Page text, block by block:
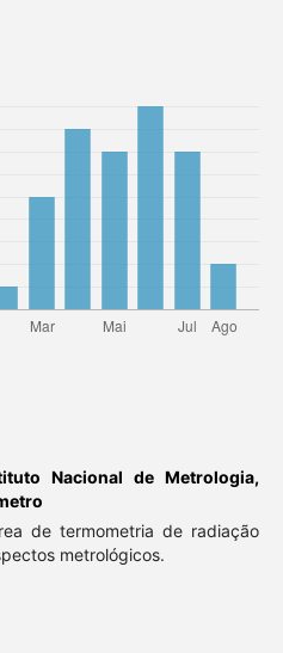
Nacional de Metrologia,
de termometria de radiação
metrológicos.